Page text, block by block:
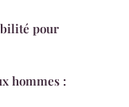
pour
hommes :